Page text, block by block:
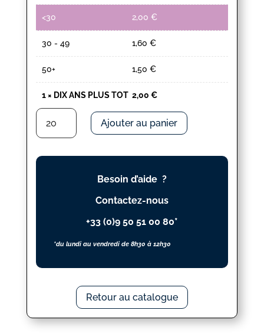
<30 2,00 €
30 - 49 1,60 €
50+ 1,50 €
1× DIX ANS PLUS TOT 2,00 €
quantité
DIX
ANS
Ajouter au panier
Besoin d’aide ?
Contactez-nous
+33 (0)9 50 51 00 80*
*du lundi au vendredi de 8h30 à 12h30
Retour au catalogue